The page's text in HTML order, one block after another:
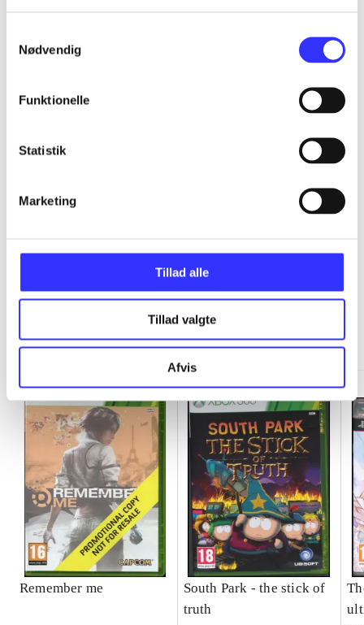
Nødvendig
Funktionelle
Statistik
Marketing
Tillad alle
Tillad valgte
Afvis
...
...
...
...
Remember me
South Park - the stick of
truth